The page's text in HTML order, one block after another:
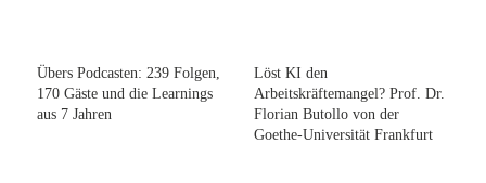
Übers Podcasten: 239 Folgen,
170 Gäste und die Learnings
aus 7 Jahren
Löst KI den
Arbeitskräftemangel? Prof. Dr.
Florian Butollo von der
Goethe-Universität Frankfurt